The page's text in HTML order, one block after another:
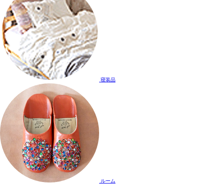
寝装品
ルーム